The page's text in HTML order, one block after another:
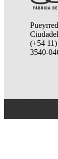
(+54
3540-